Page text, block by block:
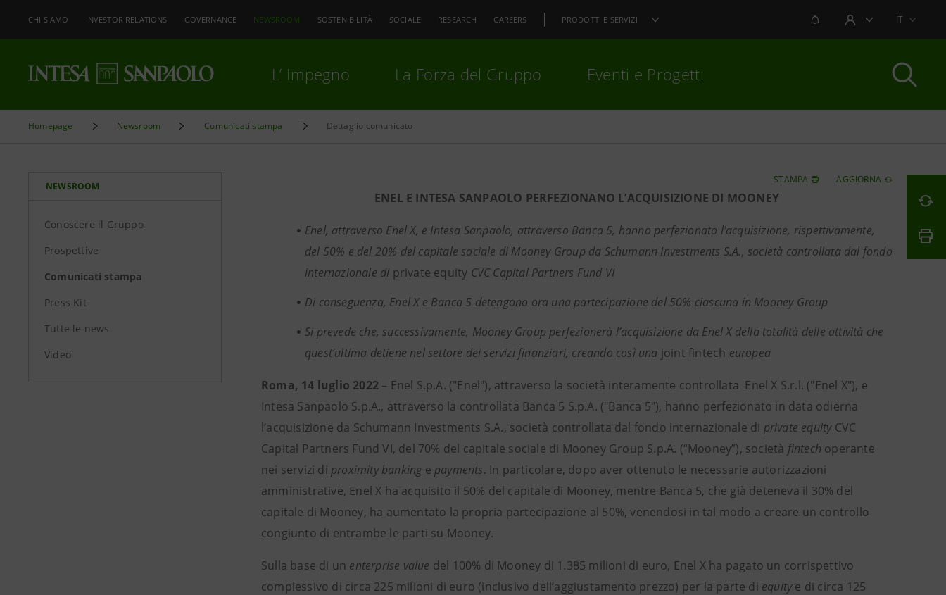
CHI SIAMO INVESTOR RELATIONS GOVERNANCE NEWSROOM SOSTENIBILITÀ SOCIALE RESEARCH CAREERS PRODOTTI E SERVIZI NOTIFICHEAREA UTENTEIT
L’ Impegno La Forza del Gruppo Eventi e Progetti
Homepage Newsroom Comunicati stampa Dettaglio comunicato
NEWSROOM
Conoscere il Gruppo
Prospettive
Comunicati stampa
Press Kit
Tutte le news
Video
STAMPA AGGIORNA
ENEL E INTESA SANPAOLO PERFEZIONANO L’ACQUISIZIONE DI MOONEY
Enel, attraverso Enel X, e Intesa Sanpaolo, attraverso Banca 5, hanno perfezionato l'acquisizione, rispettivamente,
del 50% e del 20% del capitale sociale di Mooney Group da Schumann Investments S.A., società controllata dal fondo
internazionale di private equity CVC Capital Partners Fund VI
Di conseguenza, Enel X e Banca 5 detengono ora una partecipazione del 50% ciascuna in Mooney Group
Si prevede che, successivamente, Mooney Group perfezionerà l’acquisizione da Enel X della totalità delle attività che
quest’ultima detiene nel settore dei servizi finanziari, creando così una joint fintech europea
Roma, 14 luglio 2022 – Enel S.p.A. ("Enel"), attraverso la società interamente controllata Enel X S.r.l. ("Enel X"), e
Intesa Sanpaolo S.p.A., attraverso la controllata Banca 5 S.p.A. ("Banca 5"), hanno perfezionato in data odierna
l’acquisizione da Schumann Investments S.A., società controllata dal fondo internazionale di private equityCVC
Capital Partners Fund VI, del 70% del capitale sociale di Mooney Group S.p.A. (“Mooney”), società fintech operante
nei servizi di proximity banking e payments. In particolare, dopo aver ottenuto le necessarie autorizzazioni
amministrative, Enel X ha acquisito il 50% del capitale di Mooney, mentre Banca 5, che già deteneva il 30% del
capitale di Mooney, ha aumentato la propria partecipazione al 50%, venendosi in tal modo a creare un controllo
congiunto di entrambe le parti su Mooney.
Sulla base di un enterprise value del 100% di Mooney di 1.385 milioni di euro, Enel X ha pagato un corrispettivo
complessivo di circa 225 milioni di euro (inclusivo dell’aggiustamento prezzo) per la parte di equitye di circa 125